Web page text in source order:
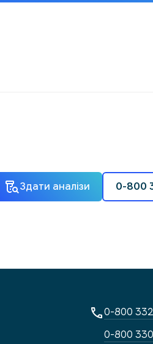
Здати аналізи 0-800
0-800
0-800